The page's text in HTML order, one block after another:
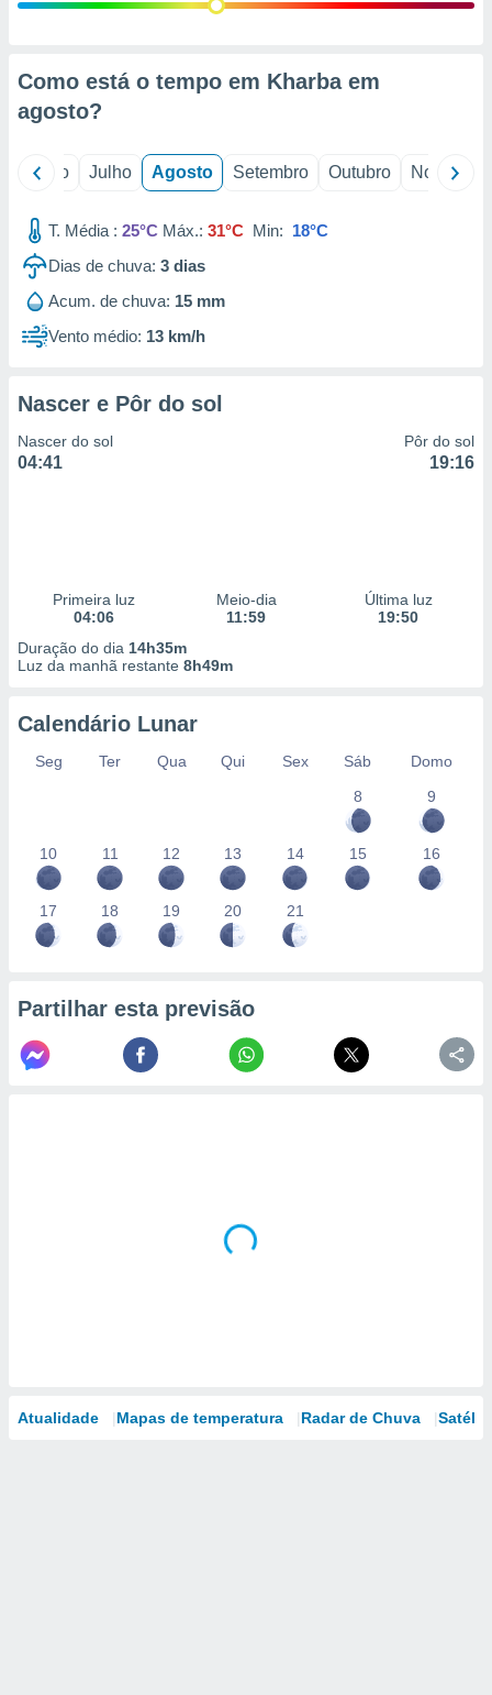
estudos
1199
Como está o tempo em Kharba em
agosto?
Junho Julho Agosto Setembro Outubro Novembro
T. Média : 25°C Máx.: 31°C Min: 18°C
Dias de chuva: 3 dias
Acum. de chuva: 15 mm
Vento médio: 13 km/h
Nascer e Pôr do sol
Nascer do sol
04:41
Pôr do sol
19:16
Primeira luz
04:06
Meio-dia
11:59
Última luz
19:50
Duração do dia 14h35m
Luz da manhã restante 8h49m
Calendário Lunar
Seg Ter Qua Qui Sex Sáb
Domo
8
9
10 11 12 13 14 15 16
17 18 19 20 21
Partilhar esta previsão
Atualidade Mapas de temperatura Radar de Chuva